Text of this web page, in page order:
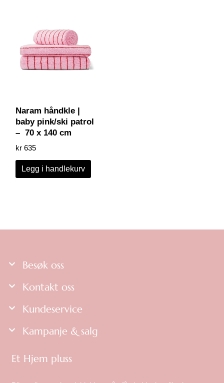
Naram håndkle |
baby pink/ski patrol
– 70 x 140 cm
kr 635
Legg i handlekurv
Besøk oss
Kontakt oss
Kundeservice
Kampanje & salg
Et Hjem pluss